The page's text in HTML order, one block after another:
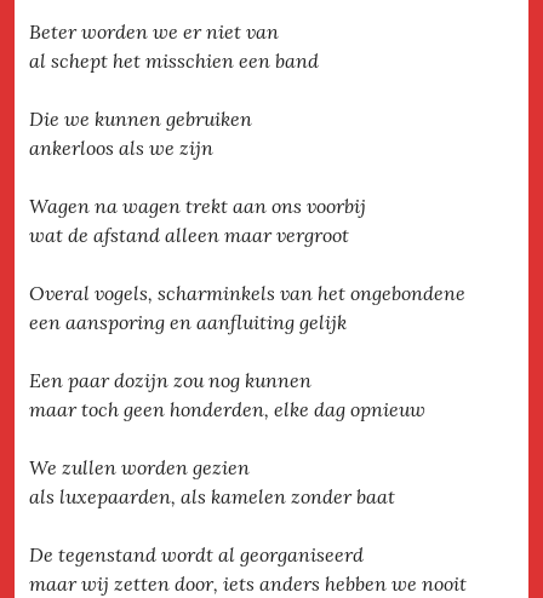
Beter worden we er niet van
al schept het misschien een band
Die we kunnen gebruiken
ankerloos als we zijn
Wagen na wagen trekt aan ons voorbij
wat de afstand alleen maar vergroot
Overal vogels, scharminkels van het ongebondene
een aansporing en aanfluiting gelijk
Een paar dozijn zou nog kunnen
maar toch geen honderden, elke dag opnieuw
We zullen worden gezien
als luxepaarden, als kamelen zonder baat
De tegenstand wordt al georganiseerd
maar wij zetten door, iets anders hebben we nooit